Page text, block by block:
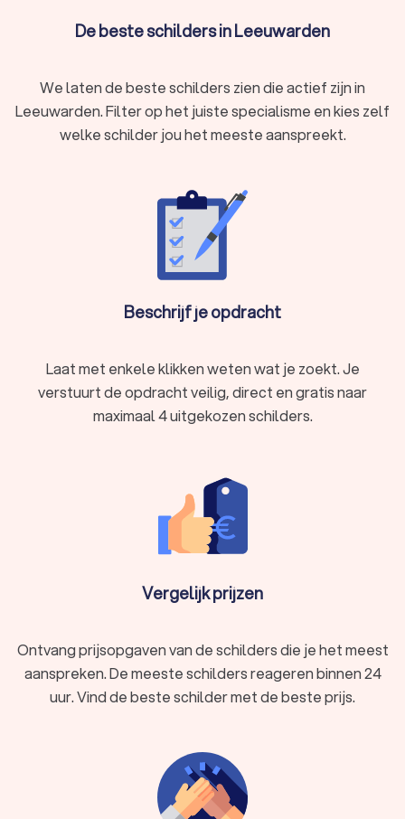
De beste schilders in Leeuwarden
We laten de beste schilders zien die actief zijn in
Leeuwarden. Filter op het juiste specialisme en kies zelf
welke schilder jou het meeste aanspreekt.
Beschrijf je opdracht
Laat met enkele klikken weten wat je zoekt. Je
verstuurt de opdracht veilig, direct en gratis naar
maximaal 4 uitgekozen schilders.
Vergelijk prijzen
Ontvang prijsopgaven van de schilders die je het meest
aanspreken. De meeste schilders reageren binnen 24
uur. Vind de beste schilder met de beste prijs.